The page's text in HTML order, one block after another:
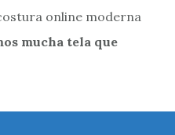
online moderna
mucha tela que